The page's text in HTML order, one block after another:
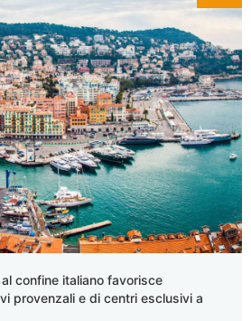
confine italiano favorisce
provenzali e di centri esclusivi a